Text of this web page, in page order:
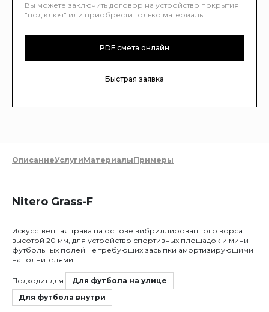
Вы можете заключить договор на устройство покрытия
"под ключ" или приобрести только материалы
PDF смета онлайн
Быстрая заявка
ОписаниеУслугиМатериалыПримеры
Nitero Grass-F
Искусственная трава на основе вибриллированного ворса
высотой 20 мм, для устройство спортивных площадок и мини-
футбольных полей не требующих засыпки амортизирующими
наполнителями.
Подходит для:
Для футбола на улице
Для футбола внутри